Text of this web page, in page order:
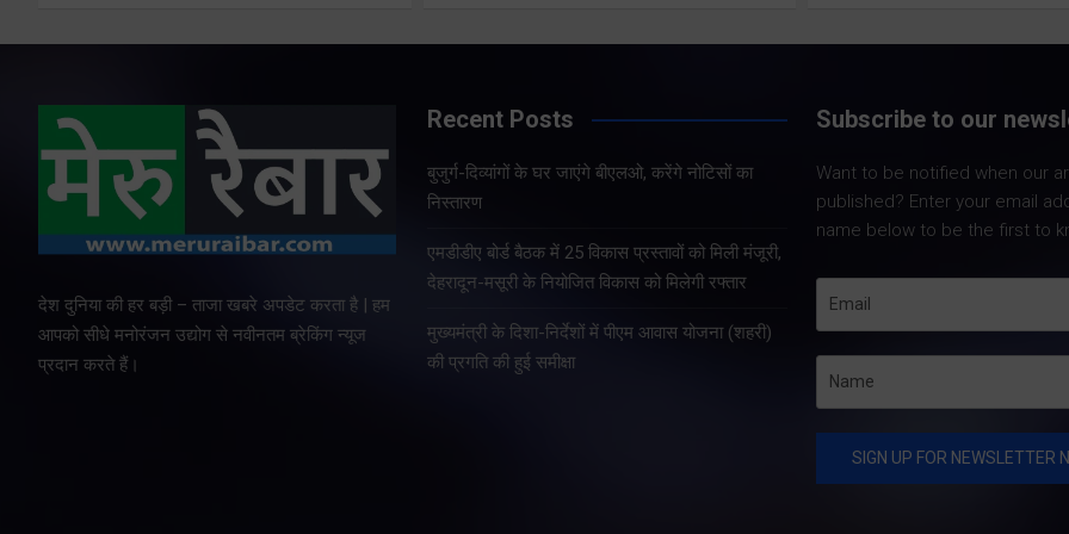
देश दुनिया की हर बड़ी – ताजा खबरे अपडेट करता है | हम
आपको सीधे मनोरंजन उद्योग से नवीनतम ब्रेकिंग न्यूज
प्रदान करते हैं।
Recent Posts
बुजुर्ग-दिव्यांगों के घर जाएंगे बीएलओ, करेंगे नोटिसों का
निस्तारण
एमडीडीए बोर्ड बैठक में 25 विकास प्रस्तावों को मिली मंजूरी,
देहरादून-मसूरी के नियोजित विकास को मिलेगी रफ्तार
मुख्यमंत्री के दिशा-निर्देशों में पीएम आवास योजना (शहरी)
की प्रगति की हुई समीक्षा
Subscribe to our
Want to be notified when our
published? Enter your email
name below to be the first to
Share Nowदेहरादून। प्रदेश
कुमार गैरोला ने नई दिल्ली स्थित
नेपाल दूतावास में नेपाल के
सुरेन्द्र थापा से शिष्टाचार भेंट
की। इस…
Share
को कुमांऊ-गढ़वाल के
जिलाधिकारियों के साथ
पुनरीक्षण अभियान की…